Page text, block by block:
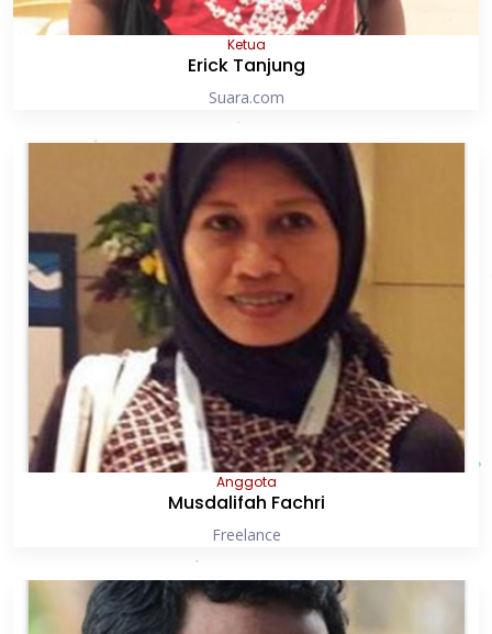
Ketua
Erick Tanjung
Suara.com
Anggota
Musdalifah Fachri
Freelance